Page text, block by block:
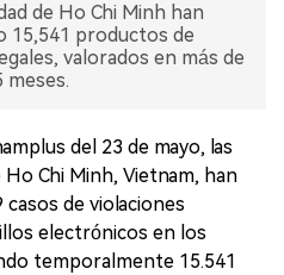
de Ho Chi Minh han
15,541 productos de
valorados en más de
meses.
del 23 de mayo, las
Chi Minh, Vietnam, han
de violaciones
electrónicos en los
temporalmente 15.541